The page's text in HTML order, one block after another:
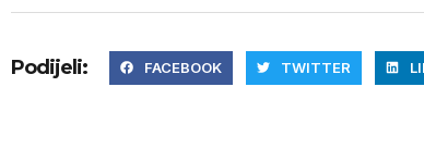
Podijeli: FACEBOOK TWITTER